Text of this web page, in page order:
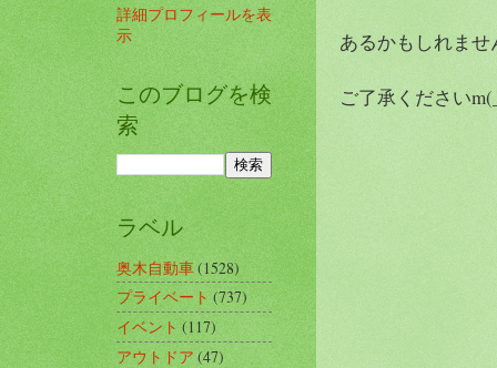
あるかもしれませ
ご了承ください
詳細プロフィールを表
示
このブログを検
索
ラベル
奥木自動車(1528)
プライベート(737)
イベント(117)
アウトドア(47)